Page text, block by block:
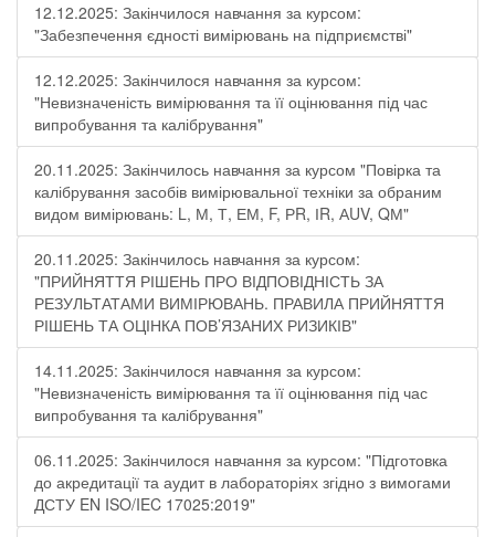
12.12.2025: Закінчилося навчання за курсом:
"Забезпечення єдності вимірювань на підприємстві"
12.12.2025: Закінчилося навчання за курсом:
"Невизначеність вимірювання та її оцінювання під час
випробування та калібрування"
20.11.2025: Закінчилось навчання за курсом "Повірка та
калібрування засобів вимірювальної техніки за обраним
видом вимірювань: L, М, Т, ЕМ, F, РR, ІR, АUV, QМ"
20.11.2025: Закінчилось навчання за курсом:
"ПРИЙНЯТТЯ РІШЕНЬ ПРО ВІДПОВІДНІСТЬ ЗА
РЕЗУЛЬТАТАМИ ВИМІРЮВАНЬ. ПРАВИЛА ПРИЙНЯТТЯ
РІШЕНЬ ТА ОЦІНКА ПОВ’ЯЗАНИХ РИЗИКІВ"
14.11.2025: Закінчилося навчання за курсом:
"Невизначеність вимірювання та її оцінювання під час
випробування та калібрування"
06.11.2025: Закінчилося навчання за курсом: "Підготовка
до акредитації та аудит в лабораторіях згідно з вимогами
ДСТУ EN ISO/IEC 17025:2019"